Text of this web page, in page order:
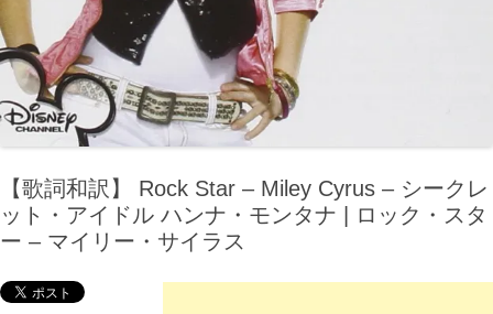
【歌詞和訳】 Rock Star – Miley Cyrus – シークレ
ット・アイドル ハンナ・モンタナ | ロック・スタ
ー – マイリー・サイラス